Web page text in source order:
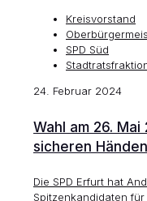
Kreisvorstand
SPD Süd
24. Februar 2024
Wahl am 26.
sicheren Händen
Die SPD Erfurt hat
Spitzenkandidaten